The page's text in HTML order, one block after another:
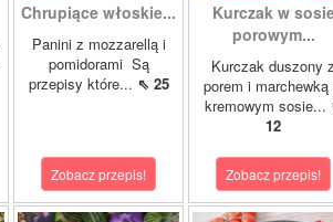
Chrupiące włoskie...
Panini z mozzarellą i
pomidorami Są
przepisy które... ⇖ 25
Zobacz przepis!
Kurczak w
porowym...
Kurczak duszony z
porem i marchewką
kremowym sosie...
12
Zobacz przepis!